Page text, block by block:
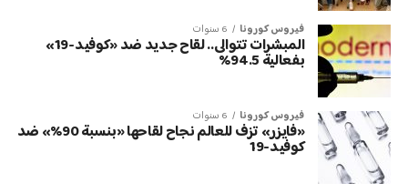
فيروس كورونا 6 سنوات
المبشرات تتوالى.. لقاح جديد ضد «كوفيد-19»
بفعالية 94.5%
فيروس كورونا 6 سنوات
«فايزر» تزف للعالم نجاح لقاحها «بنسبة 90%» ضد
كوفيد-19